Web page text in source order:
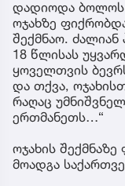
დადიოდა
ოჯახზე
შექმნაო. ძალიან
18 წლისას
ყოველთვის
და თქვა,
რაღაც
ერთმანეთს…“
ოჯახის
მოადგა